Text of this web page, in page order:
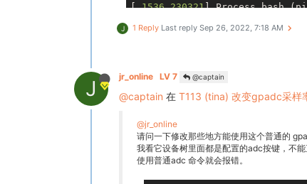
[ 1536.230321] Process bash
J 1 Reply Last reply Sep 26, 2022, 7:18 AM
J jr_online LV 7 @captain
@captain 在 T113 (tina) 改变gpadc采样
@jr_online
请问一下修改那些地方能使用这个普通的
我看它设备树里面都是配置的adc按键，不能
使用普通adc 命令就会报错。